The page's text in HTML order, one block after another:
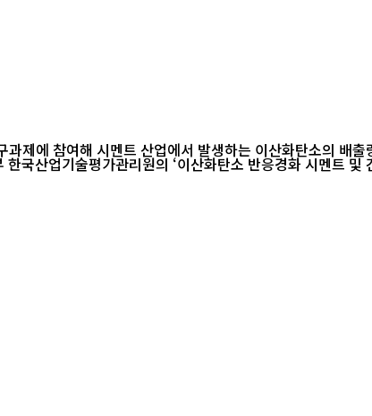
제에 참여해 시멘트 산업에서 발생하는 이산화탄소의 배